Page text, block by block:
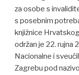
za osobe s
s posebnim
knjižnice
održan je 22. rujna
Nacionalne i
Zagrebu pod